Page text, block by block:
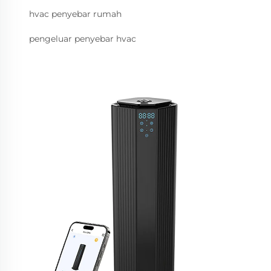
hvac penyebar rumah
pengeluar penyebar hvac